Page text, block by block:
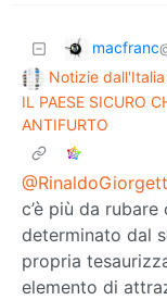
macfranc
Notizie
IL PAESE SICURO
ANTIFURTO
c’è più da
determinato dal
propria
elemento di